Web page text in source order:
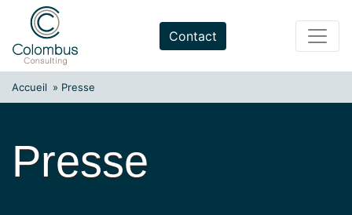
content
Contact
Accueil » Presse
Presse